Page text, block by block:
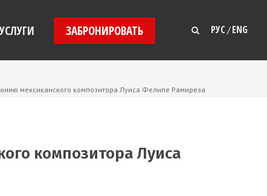
УСЛУГИ ЗАБРОНИРОВАТЬ РУС /ENG
мексиканского композитора Луиса Фелипе Рамиреза
композитора Луиса